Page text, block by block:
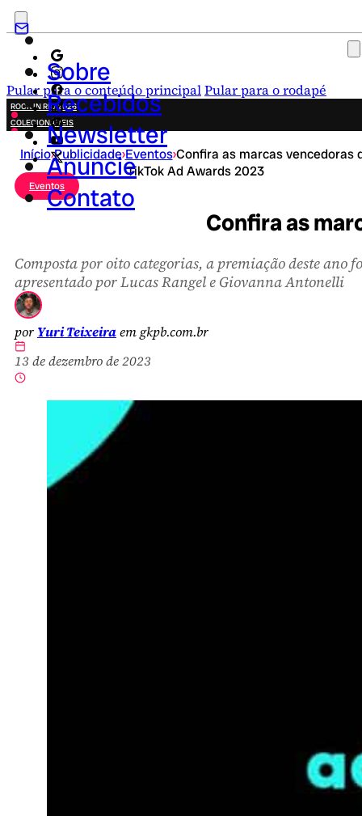
Pular para o conteúdo principalPular para o rodapé
Sobre
Recebidos
Newsletter
Anuncie
Contato
ROCK IN RIO 2026
COLECIONÁVEIS
FESTA JUNINA
NOVIDADES
CAMPANHAS CRIATIVAS
Início›Publicidade›Eventos›Confira as marcas vencedoras
TikTok Ad Awards 2023
Eventos
Confira as
Composta por oito categorias, a premiação deste ano
apresentado por Lucas Rangel e Giovanna Antonelli
por Yuri Teixeiraem gkpb.com.br
13 de dezembro de 2023